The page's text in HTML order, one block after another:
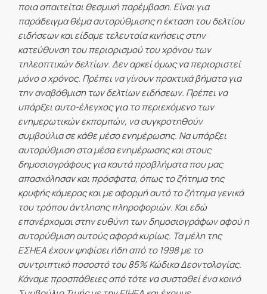
ποια απαιτείται θεσμική παρέμβαση. Είναι για
παράδειγμα θέμα αυτορύθμισης η έκταση του δελτίου
ειδήσεων και είδαμε τελευταία κινήσεις στην
κατεύθυνση του περιορισμού του χρόνου των
τηλεοπτικών δελτίων. Δεν αρκεί όμως να περιοριστεί
μόνο ο χρόνος. Πρέπει να γίνουν πρακτικά βήματα για
την αναβάθμιση των δελτίων ειδήσεων. Πρέπει να
υπάρξει αυτο-έλεγχος για το περιεχόμενο των
ενημερωτικών εκπομπών, να συγκροτηθούν
συμβούλια σε κάθε μέσο ενημέρωσης. Να υπάρξει
αυτορύθμιση στα μέσα ενημέρωσης και στους
δημοσιογράφους για καυτά προβλήματα που μας
απασχόλησαν και πρόσφατα, όπως το ζήτημα της
κρυφής κάμερας και με αφορμή αυτό το ζήτημα γενικά
του τρόπου άντλησης πληροφοριών. Και εδώ
επανέρχομαι στην ευθύνη των δημοσιογράφων αφού η
αυτορύθμιση αυτούς αφορά κυρίως. Τα μέλη της
ΕΣΗΕΑ έχουν ψηφίσει ήδη από το 1998 με το
συντριπτικό ποσοστό του 85% Κώδικα Δεοντολογίας.
Κάναμε προσπάθειες από τότε να συσταθεί ένα κοινό